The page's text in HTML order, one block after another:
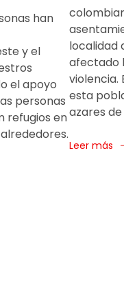
han
y el
el apoyo
personas
refugios en
localidad
afectado
violencia.
esta
azares
Leer más